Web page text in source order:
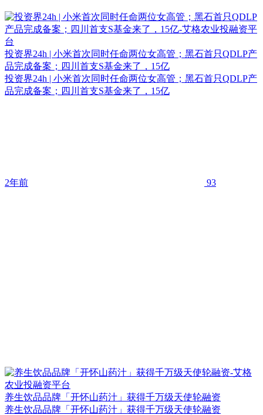
投资界24h | 小米首次同时任命两位女高管；黑石首只QDLP产
品完成备案；四川首支S基金来了，15亿
投资界24h | 小米首次同时任命两位女高管；黑石首只QDLP产
品完成备案；四川首支S基金来了，15亿
2年前 93
养生饮品品牌「开怀山药汁」获得千万级天使轮融资
养生饮品品牌「开怀山药汁」获得千万级天使轮融资